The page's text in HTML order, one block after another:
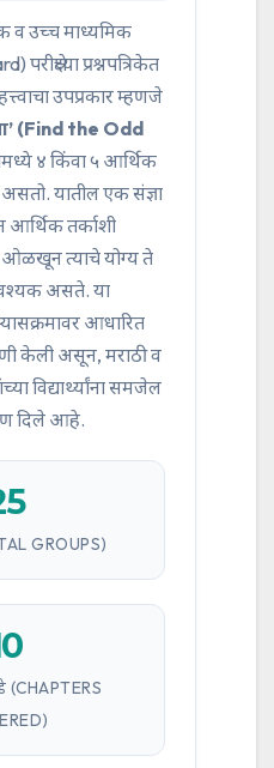
व उच्च माध्यमिक
परीक्षेच्या प्रश्नपत्रिकेत
उपप्रकार म्हणजे
(Find the Odd
४ किंवा ५ आर्थिक
यातील एक संज्ञा
आर्थिक तर्काशी
ओळखून त्याचे योग्य ते
असते. या
आधारित
केली असून, मराठी व
विद्यार्थ्यांना समजेल
दिले आहे.
GROUPS)